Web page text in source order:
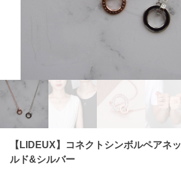
【LIDEUX】コネクトシンボルペアネ
ルド&シルバー